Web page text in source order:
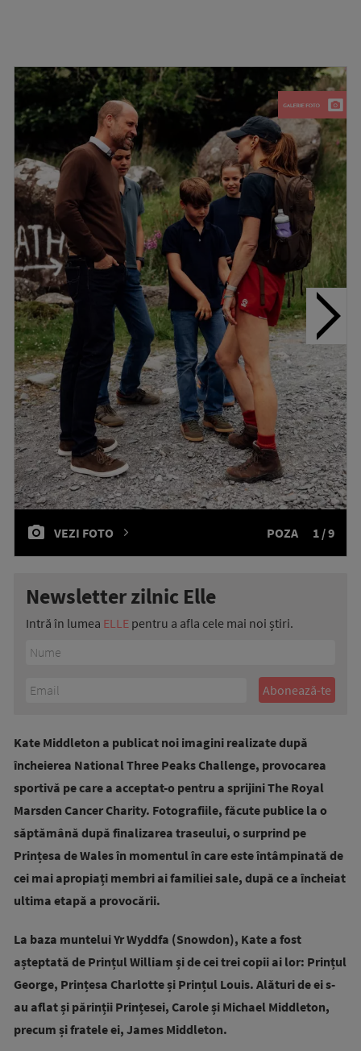
VEZI FOTO POZA 1 / 9
Newsletter zilnic Elle
Intră în lumea ELLE pentru a afla cele mai noi știri.
Kate Middleton a publicat noi imagini realizate după
încheierea National Three Peaks Challenge, provocarea
sportivă pe care a acceptat-o pentru a sprijini The Royal
Marsden Cancer Charity. Fotografiile, făcute publice la o
săptămână după finalizarea traseului, o surprind pe
Prințesa de Wales în momentul în care este întâmpinată de
cei mai apropiați membri ai familiei sale, după ce a încheiat
ultima etapă a provocării.
La baza muntelui Yr Wyddfa (Snowdon), Kate a fost
așteptată de Prințul William și de cei trei copii ai lor: Prințul
George, Prințesa Charlotte și Prințul Louis. Alături de ei s-
au aflat și părinții Prințesei, Carole și Michael Middleton,
precum și fratele ei, James Middleton.